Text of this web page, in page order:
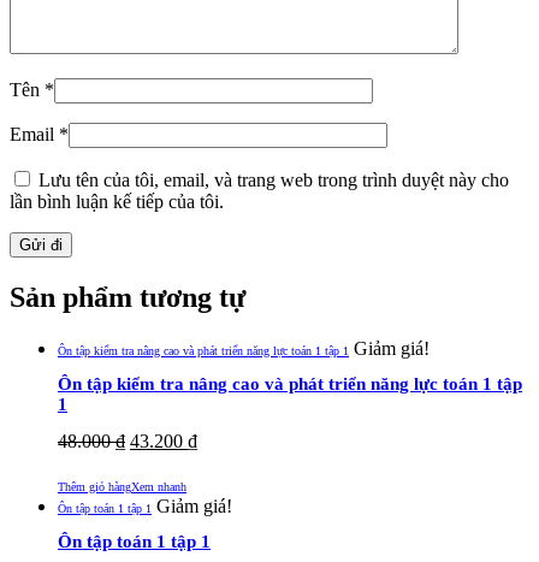
Tên *
Email *
Lưu tên của tôi, email, và trang web trong trình duyệt này cho
lần bình luận kế tiếp của tôi.
Sản phẩm tương tự
Ôn tập kiểm tra nâng cao và phát triển năng lực toán 1 tập 1 Giảm giá!
Ôn tập kiểm tra nâng cao và phát triển năng lực toán 1 tập
1
48.000₫ 43.200 ₫
Thêm giỏ hàngXem nhanh
Ôn tập toán 1 tập 1 Giảm giá!
Ôn tập toán 1 tập 1